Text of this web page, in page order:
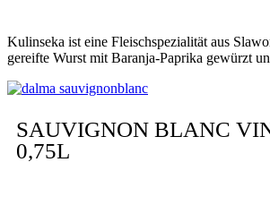
Kulinseka ist eine Fleischspezialität aus
gereifte Wurst mit Baranja-Paprika gewürzt
SAUVIGNON BLANC
0,75L